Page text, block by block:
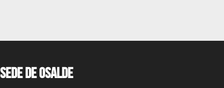
Sede de OSALDE